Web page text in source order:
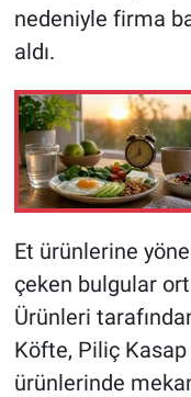
nedeniyle firma
aldı.
Et ürünlerine
çeken bulgular
Ürünleri
Köfte, Piliç
ürünlerinde